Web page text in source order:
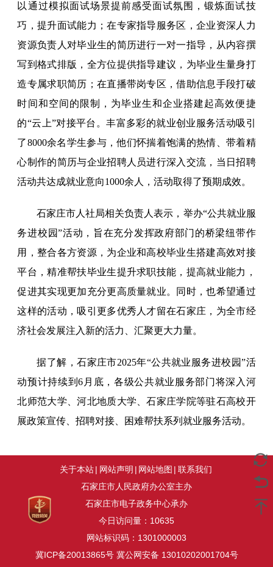
以通过模拟面试场景提前感受面试氛围，锻炼面试技
巧，提升面试能力；在专家指导服务区，企业资深人力
资源负责人对毕业生的简历进行一对一指导，从内容撰
写到格式排版，全方位提供指导建议，为毕业生量身打
造专属求职简历；在直播带岗专区，借助信息手段打破
时间和空间的限制，为毕业生和企业搭建起高效便捷
的“云上”对接平台。丰富多彩的就业创业服务活动吸引
了8000余名学生参与，他们怀揣着饱满的热情、带着精
心制作的简历与企业招聘人员进行深入交流，当日招聘
活动共达成就业意向1000余人，活动取得了预期成效。
石家庄市人社局相关负责人表示，举办“公共就业服
务进校园”活动，旨在充分发挥政府部门的桥梁纽带作
用，整合各方资源，为企业和高校毕业生搭建高效对接
平台，精准帮扶毕业生提升求职技能，提高就业能力，
促进其实现更加充分更高质量就业。同时，也希望通过
这样的活动，吸引更多优秀人才留在石家庄，为全市经
济社会发展注入新的活力、汇聚更大力量。
据了解，石家庄市2025年“公共就业服务进校园”活
动预计持续到6月底，各级公共就业服务部门将深入河
北师范大学、河北地质大学、石家庄学院等驻石高校开
展政策宣传、招聘对接、困难帮扶系列就业服务活动。
关于本站| 网站声明 | 网站地图 | 联系我们
石家庄市人民政府办公室主办
石家庄市电子政务中心承办
今日访问量： 10635
网站标识码：1301000003
冀ICP备20013865号 冀公网安备 13010202001704号